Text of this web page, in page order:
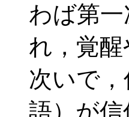
わば第
れ，覚
次いで
語）が